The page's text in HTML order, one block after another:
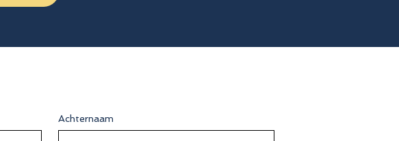
Achternaam